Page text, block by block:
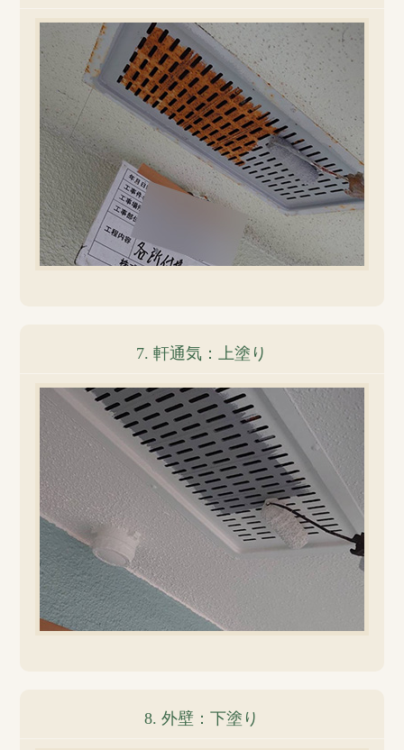
7. 軒通気：上塗り
8. 外壁：下塗り